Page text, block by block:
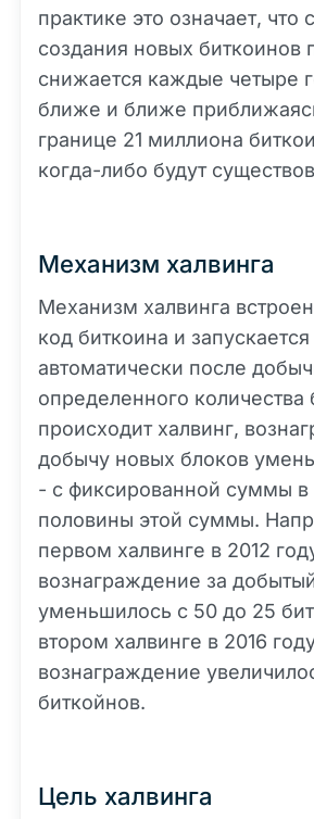
практике это означает, что
создания новых биткоинов
снижается каждые четыре
ближе и ближе
границе 21 миллиона
когда-либо будут
Механизм халвинга
Механизм халвинга
код биткоина и запускается
автоматически после
определенного количества
происходит халвинг,
добычу новых блоков
- с фиксированной суммы в
половины этой суммы.
первом халвинге в 2012
вознаграждение за
уменьшилось с 50 до 25
втором халвинге в 2016
вознаграждение
биткойнов.
Цель халвинга